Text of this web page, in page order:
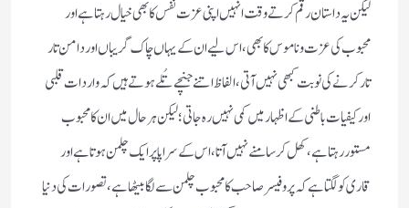
لیکن یہ داستان رقم کرتے وقت انہیں اپنی عزت نفس کا بھی خیال رہتا ہے اور
محبوب کی عزت وناموس کا بھی ، اس لیے ان کے یہاں چاک گریباں اور دامن تار
تار کرنے کی نوبت کبھی نہیں آتی ، الفاظ اتنے جنچے تُلے ہوتے ہیں کہ واردات قلبی
اور کیفیات باطنی کے اظہار میں کمی نہیں رہ جاتی ؛ لیکن ہر حال میں ان کا محبوب
مستور رہتا ہے ، کھل کر سامنے نہیں آتا ، اس کے سراپا پر ایک چلمن ہوتا ہے اور
قاری کو لگتا ہے کہ پروفیسر صاحب کا محبوب چلمن سے لگا بیٹھا ہے ، تصورات کی دنیا